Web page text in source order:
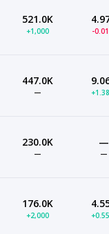
521.0K
+1,000 -
447.0K
—
230.0K
—
—
—
176.0K
+2,000